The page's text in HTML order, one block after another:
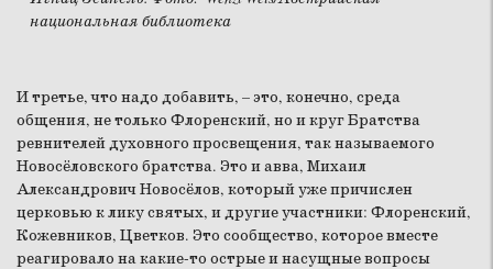
национальная библиотека
И третье, что надо добавить, – это, конечно, среда
общения, не только Флоренский, но и круг Братства
ревнителей духовного просвещения, так называемого
Новосёловского братства. Это и авва, Михаил
Александрович Новосёлов, который уже причислен
церковью к лику святых, и другие участники: Флоренский,
Кожевников, Цветков. Это сообщество, которое вместе
реагировало на какие-то острые и насущные вопросы